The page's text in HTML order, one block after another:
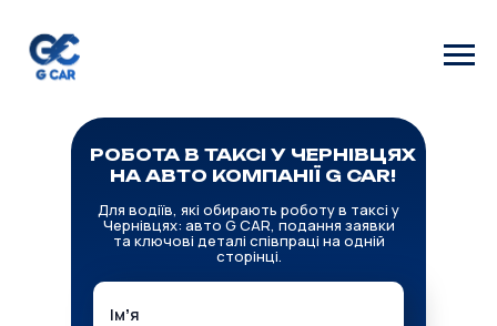
Імʼя
Для водіїв, які обирають роботу в таксі у
Чернівцях: авто G CAR, подання заявки
та ключові деталі співпраці на одній
сторінці.
РОБОТА В ТАКСІ У ЧЕРНІВЦЯХ
НА АВТО КОМПАНІЇ G CAR!